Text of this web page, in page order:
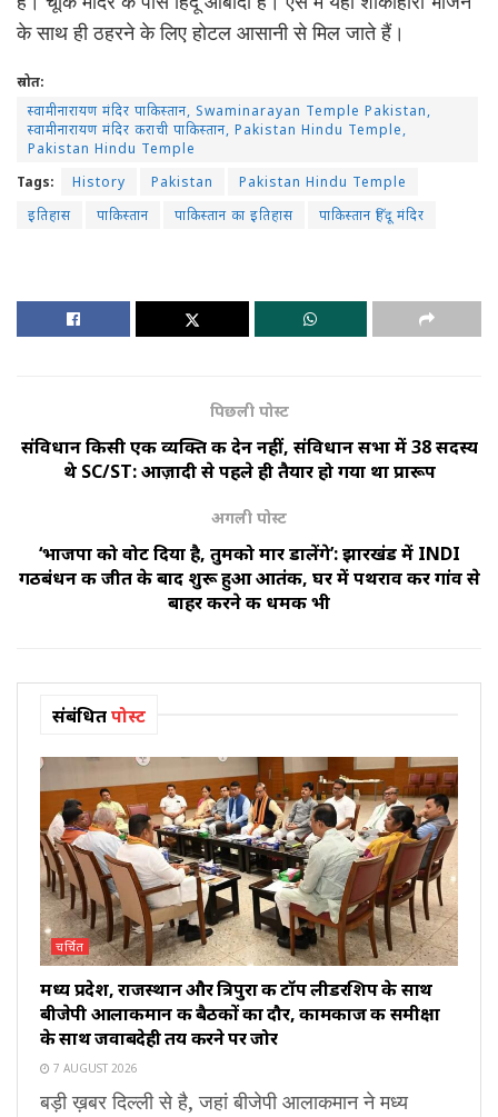
के साथ ही ठहरने के लिए होटल आसानी से मिल जाते हैं।
स्रोत:
स्वामीनारायण मंदिर पाकिस्तान, Swaminarayan Temple Pakistan,
स्वामीनारायण मंदिर कराची पाकिस्तान, Pakistan Hindu Temple,
Pakistan Hindu Temple
Tags:
History Pakistan
Pakistan Hindu Temple
इतिहास
पाकिस्तान पाकिस्तान का इतिहास पाकिस्तान हिंदू मंदिर
पिछली पोस्ट
संविधान किसी एक व्यक्ति की देन नहीं, संविधान सभा में 38 सदस्य
थे SC/ST: आज़ादी से पहले ही तैयार हो गया था प्रारूप
अगली पोस्ट
‘भाजपा को वोट दिया है, तुमको मार डालेंगे’: झारखंड में INDI
गठबंधन की जीत के बाद शुरू हुआ आतंक, घर में पथराव कर गांव से
बाहर करने की धमकी भी
संबंधितपोस्ट
चर्चित
मध्य प्रदेश, राजस्थान और त्रिपुरा की टॉप लीडरशिप के साथ
बीजेपी आलाकमान की बैठकों का दौर, कामकाज की समीक्षा
के साथ जवाबदेही तय करने पर जोर
7 AUGUST 2026
बड़ी ख़बर दिल्ली से है, जहां बीजेपी आलाकमान ने मध्य